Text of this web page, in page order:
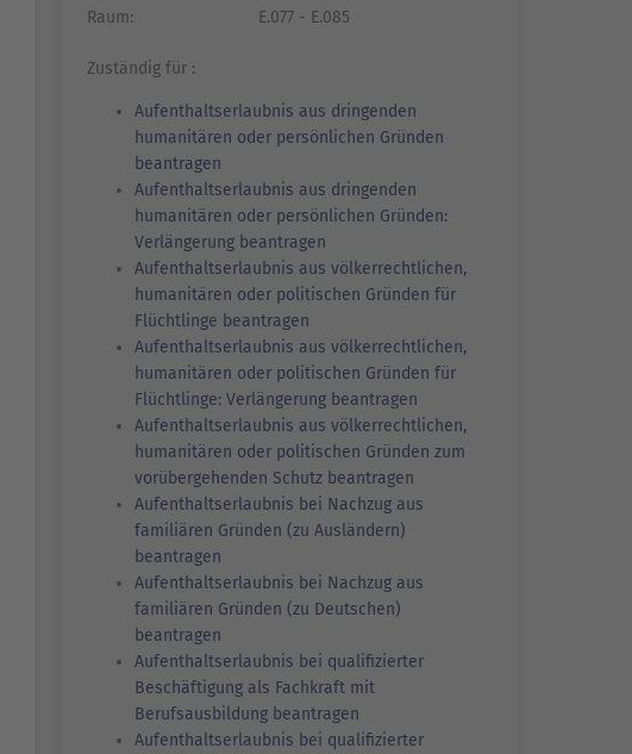
Raum:
E.077 - E.085
Zuständig für :
Aufenthaltserlaubnis aus dringenden
humanitären oder persönlichen Gründen
beantragen
Aufenthaltserlaubnis aus dringenden
humanitären oder persönlichen Gründen:
Verlängerung beantragen
Aufenthaltserlaubnis aus völkerrechtlichen,
humanitären oder politischen Gründen für
Flüchtlinge beantragen
Aufenthaltserlaubnis aus völkerrechtlichen,
humanitären oder politischen Gründen für
Flüchtlinge: Verlängerung beantragen
Aufenthaltserlaubnis aus völkerrechtlichen,
humanitären oder politischen Gründen zum
vorübergehenden Schutz beantragen
Aufenthaltserlaubnis bei Nachzug aus
familiären Gründen (zu Ausländern)
beantragen
Aufenthaltserlaubnis bei Nachzug aus
familiären Gründen (zu Deutschen)
beantragen
Aufenthaltserlaubnis bei qualifizierter
Beschäftigung als Fachkraft mit
Berufsausbildung beantragen
Aufenthaltserlaubnis bei qualifizierter